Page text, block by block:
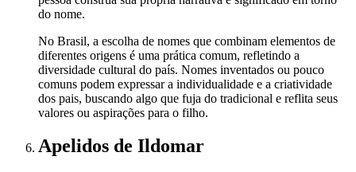
do nome.
No Brasil, a escolha de nomes que combinam elementos de
diferentes origens é uma prática comum, refletindo a
diversidade cultural do país. Nomes inventados ou pouco
comuns podem expressar a individualidade e a criatividade
dos pais, buscando algo que fuja do tradicional e reflita seus
valores ou aspirações para o filho.
Apelidos de Ildomar